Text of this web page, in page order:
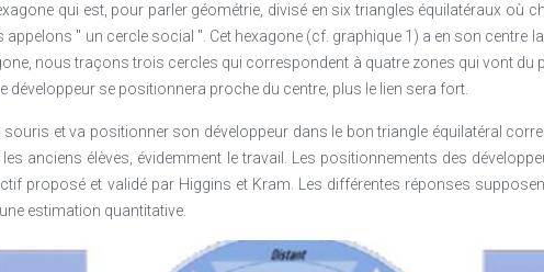
qui est, pour parler géométrie, divisé en six triangles équilatéraux où
" un cercle social ". Cet hexagone (cf. graphique 1) a en son centre
nous traçons trois cercles qui correspondent à quatre zones qui vont du
développeur se positionnera proche du centre, plus le lien sera fort.
souris et va positionner son développeur dans le bon triangle équilatéral
anciens élèves, évidemment le travail. Les positionnements des
proposé et validé par Higgins et Kram. Les différentes réponses
estimation quantitative.